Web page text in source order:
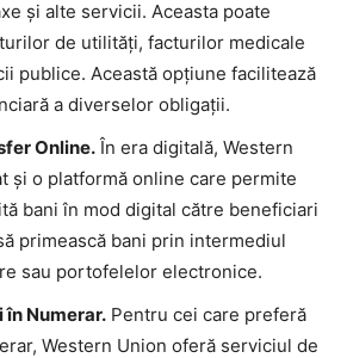
și alte servicii. Aceasta poate
de utilități, facturilor medicale
publice. Această opțiune facilitează
a diverselor obligații.
Online. În era digitală, Western
și o platformă online care permite
bani în mod digital către beneficiari
primească bani prin intermediul
sau portofelelor electronice.
în Numerar. Pentru cei care preferă
Western Union oferă serviciul de